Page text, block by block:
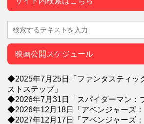
映画公開スケジュール
◆2025年7月25日「ファンタスティッ
ストステップ」
◆2026年7月31日「スパイダーマン：
◆2026年12月18日「アベンジャーズ：
◆2027年12月17日「アベンジャーズ